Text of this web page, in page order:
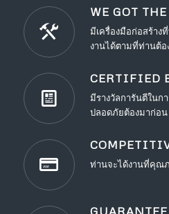
WE GOT
มีเครื่องมือก่อสร้าง
งานได้ตามที่ท่านต้
CERTIFIED
มีรางวัลการันตีในก
ปลอดภัยต้องมาก่อน
ท่านจะได้งานที่คุณ